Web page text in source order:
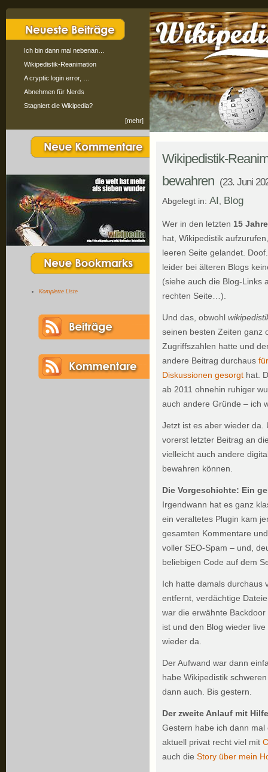
Ich bin dann mal nebenan…
Wikipedistik-Reanimation
A cryptic login error, …
Abnehmen für Nerds
Stagniert die Wikipedia?
[mehr]
Komplette Liste
Wikipedistik-
bewahren (23. Juni
Abgelegt in: AI Blog
Wer in den letzten 15
hat, Wikipedistik
leeren Seite gelandet.
leider bei älteren Blogs
(siehe auch die Blog-Links
rechten Seite…).
Und das, obwohl
seinen besten Zeiten ganz
Zugriffszahlen hatte und
andere Beitrag durchaus für
Diskussionen gesorgt hat.
ab 2011 ohnehin ruhiger
auch andere Gründe – ich
Jetzt ist es aber wieder da.
vorerst letzter Beitrag an
vielleicht auch andere
bewahren können.
Die Vorgeschichte: Ein
Irgendwann hat es ganz
ein veraltetes Plugin kam
gesamten Kommentare
voller SEO-Spam – und,
beliebigen Code auf dem
Ich hatte damals durchaus
entfernt, verdächtige
war die erwähnte
ist und den Blog wieder
wieder da.
Der Aufwand war dann
habe Wikipedistik
dann auch. Bis gestern.
Der zweite Anlauf mit
Gestern habe ich dann
aktuell privat recht viel mit
auch die Story über mein